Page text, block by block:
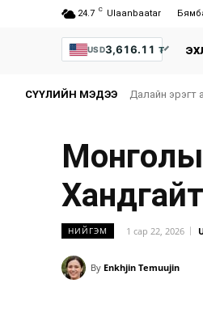
24.7 C Ulaanbaatar
USD3,616.11 ₮
СҮҮЛИЙН МЭДЭЭ Далайн эрэгт
НИЙГЭМ 1 сар 22, 2026
By Enkhjin Temuujin